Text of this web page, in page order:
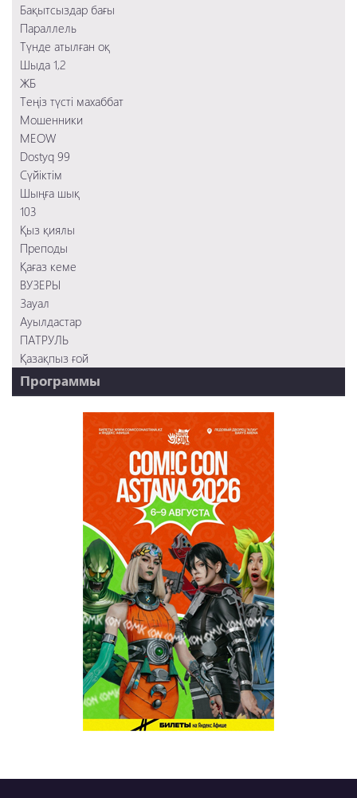
Тихоокеанский рубеж 2
Заложница 2
Смертельное шоссе
Ауылдастар
Преподы
Қағаз кеме
103
Шыңға шық
Сүйіктім
Мошенники
Бақытсыздар бағы
Параллель
Түнде атылған оқ
Шыда 1,2
ЖБ
Теңіз түсті махаббат
Мошенники
MEOW
Dostyq 99
Сүйіктім
Шыңға шық
103
Қыз қиялы
Преподы
Қағаз кеме
ВУЗЕРЫ
Зауал
Ауылдастар
ПАТРУЛЬ
Қазақпыз ғой
Программы
Ұ-Night show